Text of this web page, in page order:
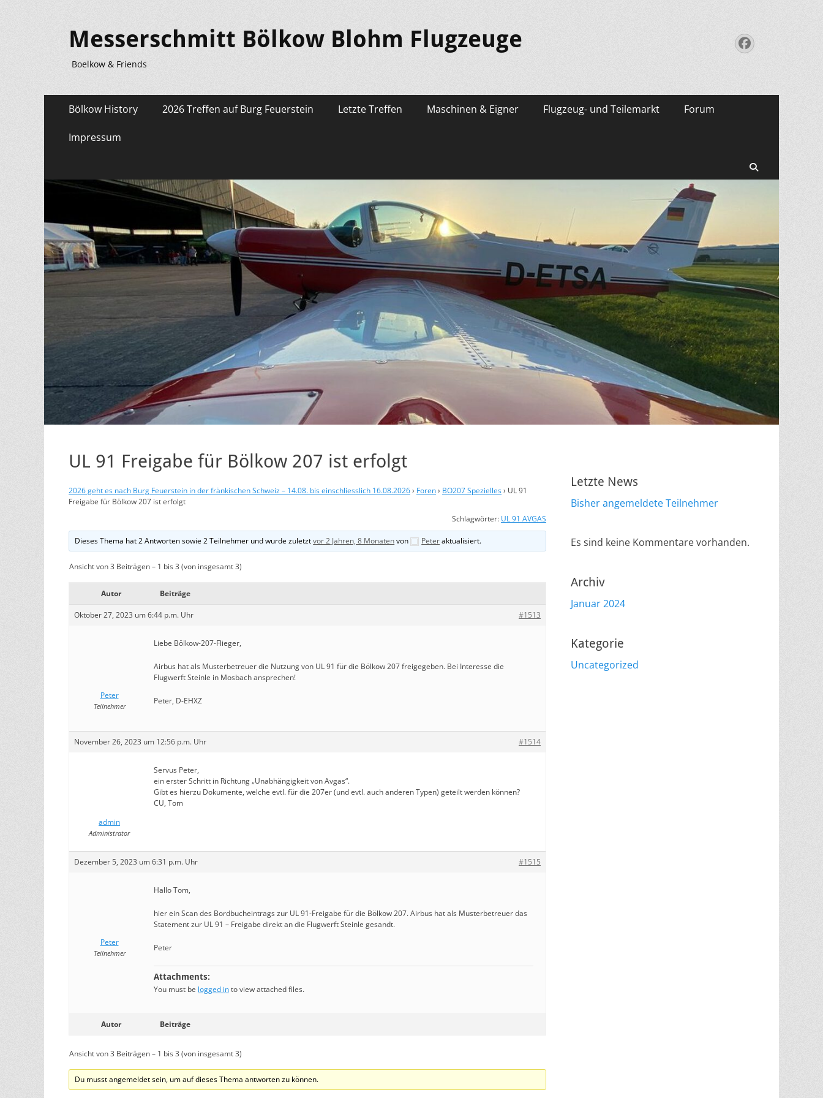
Messerschmitt Bölkow Blohm Flugzeuge
Boelkow & Friends
Facebook
Primäres
Inhalt
springen
Bölkow History 2026 Treffen auf Burg Feuerstein Letzte Treffen Maschinen & Eigner Flugzeug- und Teilemarkt Forum
Impressum
UL 91 Freigabe für Bölkow 207 ist erfolgt
2026 geht es nach Burg Feuerstein in der fränkischen Schweiz – 14.08. bis einschliesslich 16.08.2026› Foren› BO207 Spezielles› UL 91
Freigabe für Bölkow 207 ist erfolgt
Schlagwörter: UL 91 AVGAS
Dieses Thema hat 2 Antworten sowie 2 Teilnehmer und wurde zuletztvor 2 Jahren, 8 Monatenvon Peteraktualisiert.
Ansicht von 3 Beiträgen – 1 bis 3 (von insgesamt 3)
Autor Beiträge
Oktober 27, 2023 um 6:44 p.m. Uhr #1513
Peter
Teilnehmer
Liebe Bölkow-207-Flieger,
Airbus hat als Musterbetreuer die Nutzung von UL 91 für die Bölkow 207 freigegeben. Bei Interesse die
Flugwerft Steinle in Mosbach ansprechen!
Peter, D-EHXZ
November 26, 2023 um 12:56 p.m. Uhr #1514
admin
Administrator
Servus Peter,
ein erster Schritt in Richtung „Unabhängigkeit von Avgas“.
Gibt es hierzu Dokumente, welche evtl. für die 207er (und evtl. auch anderen Typen) geteilt werden können?
CU, Tom
Dezember 5, 2023 um 6:31 p.m. Uhr #1515
Peter
Teilnehmer
Hallo Tom,
hier ein Scan des Bordbucheintrags zur UL 91-Freigabe für die Bölkow 207. Airbus hat als Musterbetreuer das
Statement zur UL 91 – Freigabe direkt an die Flugwerft Steinle gesandt.
Peter
Attachments:
You must be logged into view attached files.
Autor Beiträge
Ansicht von 3 Beiträgen – 1 bis 3 (von insgesamt 3)
Du musst angemeldet sein, um auf dieses Thema antworten zu können.
Letzte News
Bisher angemeldete Teilnehmer
Es sind keine Kommentare vorhanden.
Archiv
Januar 2024
Kategorie
Uncategorized